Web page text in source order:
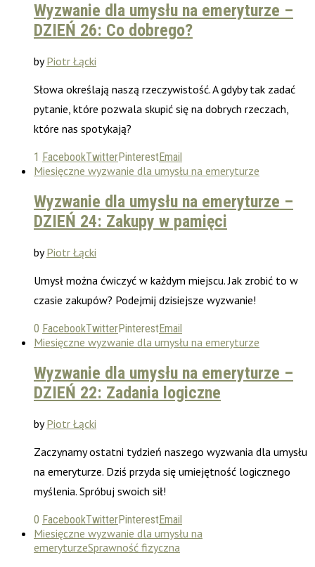
Wyzwanie dla umysłu na emeryturze –
DZIEŃ 26: Co dobrego?
byPiotr Łącki
Słowa określają naszą rzeczywistość. A gdyby tak zadać
pytanie, które pozwala skupić się na dobrych rzeczach,
które nas spotykają?
1 FacebookTwitterPinterestEmail
Miesięczne wyzwanie dla umysłu na emeryturze
Wyzwanie dla umysłu na emeryturze –
DZIEŃ 24: Zakupy w pamięci
byPiotr Łącki
Umysł można ćwiczyć w każdym miejscu. Jak zrobić to w
czasie zakupów? Podejmij dzisiejsze wyzwanie!
0 FacebookTwitterPinterestEmail
Miesięczne wyzwanie dla umysłu na emeryturze
Wyzwanie dla umysłu na emeryturze –
DZIEŃ 22: Zadania logiczne
byPiotr Łącki
Zaczynamy ostatni tydzień naszego wyzwania dla umysłu
na emeryturze. Dziś przyda się umiejętność logicznego
myślenia. Spróbuj swoich sił!
0 FacebookTwitterPinterestEmail
Miesięczne wyzwanie dla umysłu na
emeryturzeSprawność fizyczna